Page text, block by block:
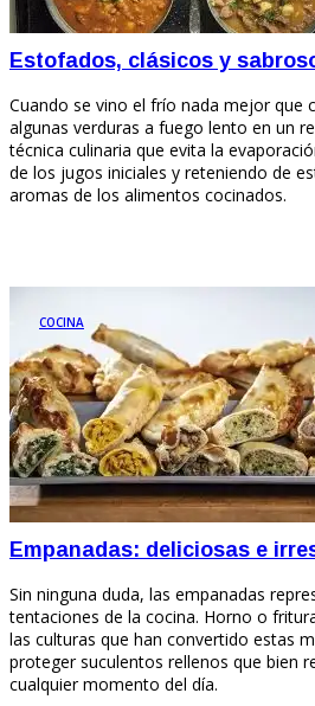
Estofados, clásicos y
Cuando se vino el frío nada mejor que
algunas verduras a fuego lento en un
técnica culinaria que evita la
de los jugos iniciales y reteniendo de
aromas de los alimentos cocinados.
COCINA
Empanadas: deliciosas e
Sin ninguna duda, las empanadas
tentaciones de la cocina. Horno o
las culturas que han convertido estas
proteger suculentos rellenos que bien
cualquier momento del día.